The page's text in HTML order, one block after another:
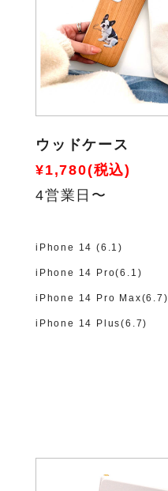
ウッドケース
¥1,780(税込)
4営業日〜
iPhone 14 (6.1)
iPhone 14 Pro(6.1)
iPhone 14 Pro Max(6.7)
iPhone 14 Plus(6.7)